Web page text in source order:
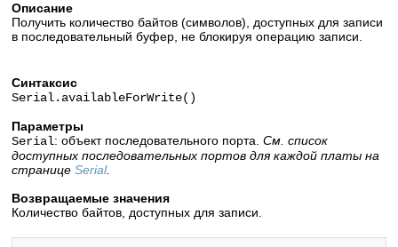
Описание
Получить количество байтов (символов), доступных для записи
в последовательный буфер, не блокируя операцию записи.
Синтаксис
Serial.availableForWrite()
Параметры
Serial: объект последовательного порта.См. список
доступных последовательных портов для каждой платы на
страницеSerial.
Возвращаемые значения
Количество байтов, доступных для записи.